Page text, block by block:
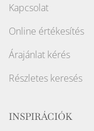
Kapcsolat
Online értékesítés
Árajánlat kérés
Részletes keresés
INSPIRÁCIÓK